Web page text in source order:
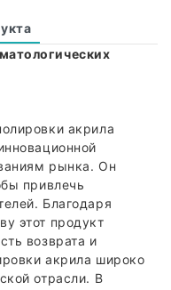
акрила
рынка. Он
привлечь
Благодаря
этот продукт
возврата и
акрила широко
отрасли. В